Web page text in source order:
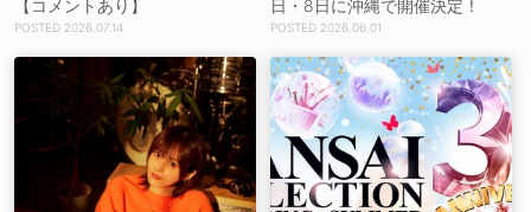
【コメントあり】
2026.07.14
日・8日に沖縄で開催決定！
2026.06.01